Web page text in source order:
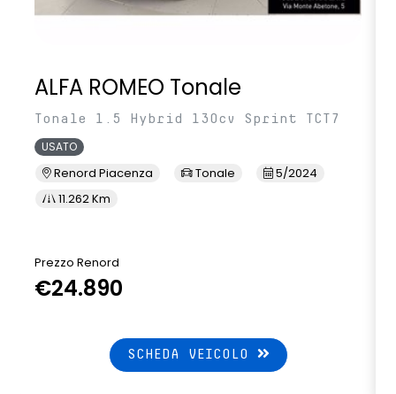
ALFA ROMEO Tonale
Tonale 1.5 Hybrid 130cv Sprint TCT7
USATO
Renord Piacenza Tonale
5/2024
11.262 Km
Prezzo Renord
€24.890
SCHEDA VEICOLO